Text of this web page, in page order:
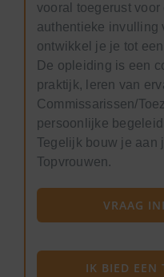
vooral toegerust
authentieke invulling
ontwikkel je je tot
De opleiding is een
praktijk, leren van
Commissarissen/
persoonlijke
Tegelijk bouw je aan
Topvrouwen.
VRAAG
IK BIED EEN